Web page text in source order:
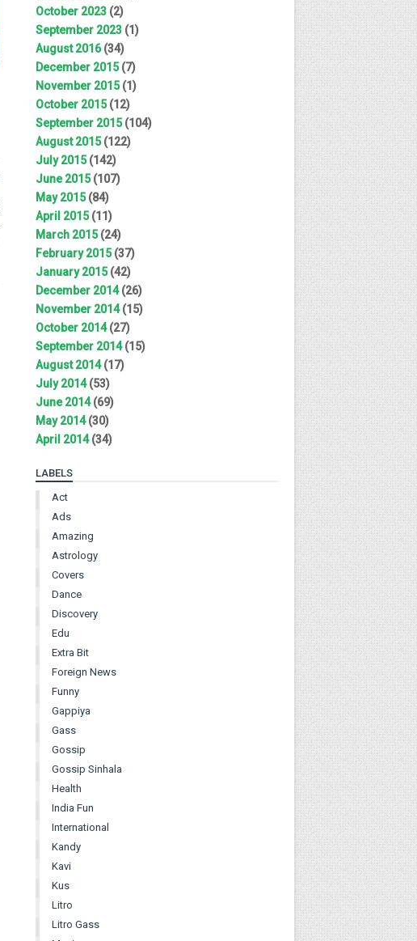
October 2023 (2)
September 2023 (1)
August 2016(34)
December 2015(7)
November 2015(1)
October 2015(12)
September 2015(104)
August 2015(122)
July 2015(142)
June 2015(107)
May 2015(84)
April 2015(11)
March 2015(24)
February 2015(37)
January 2015(42)
December 2014(26)
November 2014(15)
October 2014(27)
September 2014(15)
August 2014(17)
July 2014(53)
June 2014(69)
May 2014(30)
April 2014(34)
LABELS
Act
Ads
Amazing
Astrology
Covers
Dance
Discovery
Edu
Extra Bit
Foreign News
Funny
Gappiya
Gass
Gossip
Gossip Sinhala
Health
India Fun
International
Kandy
Kavi
Kus
Litro
Litro Gass